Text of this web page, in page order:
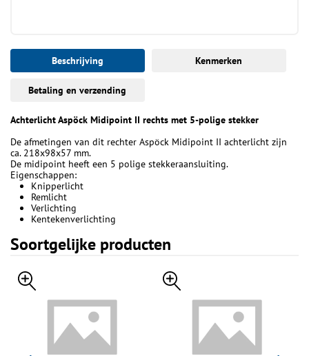
Beschrijving Kenmerken
Betaling en verzending
Achterlicht Aspöck Midipoint II rechts met 5-polige stekker
De afmetingen van dit rechter Aspöck Midipoint II achterlicht zijn
ca. 218x98x57 mm.
De midipoint heeft een 5 polige stekkeraansluiting.
Eigenschappen:
Knipperlicht
Remlicht
Verlichting
Kentekenverlichting
Soortgelijke producten